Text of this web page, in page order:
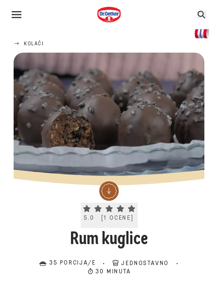
KOLAČI
Current rating 5.0. Click to rate.
5.0 [1 OCENE
Rum kuglice
35 PORCIJA/E
JEDNOSTAVNO
30 MINUTA